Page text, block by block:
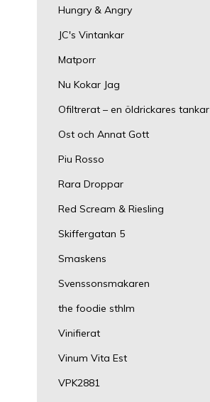
Hungry & Angry
JC's Vintankar
Matporr
Nu Kokar Jag
Ofiltrerat – en öldrickares tankar
Ost och Annat Gott
Piu Rosso
Rara Droppar
Red Scream & Riesling
Skiffergatan 5
Smaskens
Svenssonsmakaren
the foodie sthlm
Vinifierat
Vinum Vita Est
VPK2881